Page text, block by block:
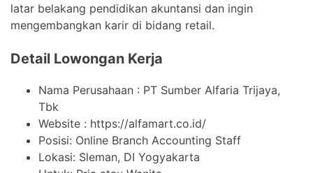
latar belakang pendidikan akuntansi dan ingin
mengembangkan karir di bidang retail.
Detail Lowongan Kerja
Nama Perusahaan : PT Sumber Alfaria Trijaya,
Tbk
Website : https://alfamart.co.id/
Posisi: Online Branch Accounting Staff
Lokasi: Sleman, DI Yogyakarta